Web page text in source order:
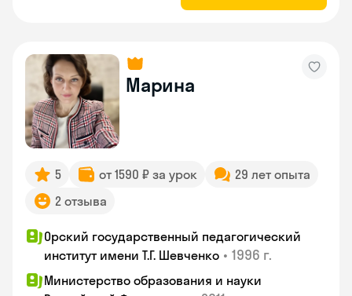
Марина
5 от 1590 ₽ за урок
29 лет опыта
2 отзыва
Орский государственный педагогический
институт имени Т.Г. Шевченко • 1996 г.
Министерство образования и науки